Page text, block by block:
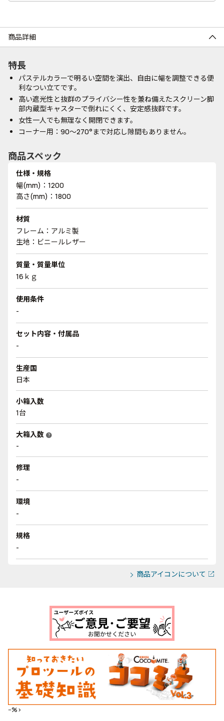
商品詳細
特長
パステルカラーで明るい空間を演出、自由に幅を調整できる便
利なつい立てです。
高い遮光性と抜群のプライバシー性を兼ね備えたスクリーン脚
部内蔵型キャスターで倒れにくく、安定感抜群です。
女性一人でも無理なく開閉できます。
コーナー用：90～270°まで対応し隙間もありません。
商品スペック
仕様・規格
幅(mm)：1200
高さ(mm)：1800
材質
フレーム：アルミ製
生地：ビニールレザー
質量・質量単位
16ｋｇ
使用条件
-
セット内容・付属品
-
生産国
日本
小箱入数
1台
大箱入数 help
-
修理
-
環境
-
規格
-
商品アイコンについて
--%>